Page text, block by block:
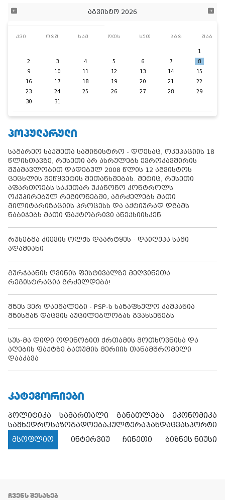
აგვისტო 2026
კვი ორშ სამ ოთხ ხუთ პარ შაბ
1
2
3 4 5 6 7
8
9
10 11 12 13 14
15
16
17 18 19 20 21
22
23
24 25 26 27 28
29
30
31
ᲞᲝᲞᲣᲚᲐᲠᲣᲚᲘ
საგარეო საქმეთა სამინისტრო - დღესაც, ოკუპაციის 18
წლისთავზე, რუსეთი არ ასრულებს ევროკავშირის
შუამავლობით დადებულ 2008 წლის 12 აგვისტოს
ცეცხლის შეწყვეტის შეთანხმებას. მეტიც, რუსეთი
აფართოებს საკუთარ უკანონო კონტროლს
ოკუპირებულ რეგიონებში, აგრძელებს მათი
მილიტარიზაციის პროცესს და აქტიურად დგამს
ნაბიჯებს მათი ფაქტობრივი ანექსიისკენ
რუსებმა კიევის ოლქს დაარტყეს - დაიღუპა სამი
ადამიანი
გურჯაანის ღვინის ფესტივალზე მეღვინეთა
რეგისტრაცია გრძელდება!
მზეს ვერ დაემალები - PSP-ს საზაფხულო კამპანია
მზისგან დაცვის აუცილებლობას გვახსენებს
სუს-მა დიდი ოდენობით ქრთამის მოთხოვნისა და
აღების ფაქტზე ბათუმის მერიის თანამშრომელი
დააკავა
ᲙᲐᲢᲔᲒᲝᲠᲘᲔᲑᲘ
პოლიტიკა სამართალი განათლება
ეკონომიკა
სამხედროსაზოგადოებაკულტურაჯანდაცვასპორტი
მსოფლიო
ინტერვიუ ჩინეთი ბიზნეს ნიუსი
ᲩᲕᲔᲜᲡ ᲨᲔᲡᲐᲮᲔᲑ